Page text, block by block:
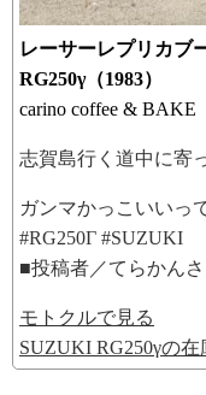
レーサーレプリカブ
RG250γ（1983）
carino coffee & BAKE
志賀島行く道中に寄
ガンマかっこいいっ
#RG250Γ #SUZUKI
■投稿者／てらかん
モトクルで見る
SUZUKI RG250γの在